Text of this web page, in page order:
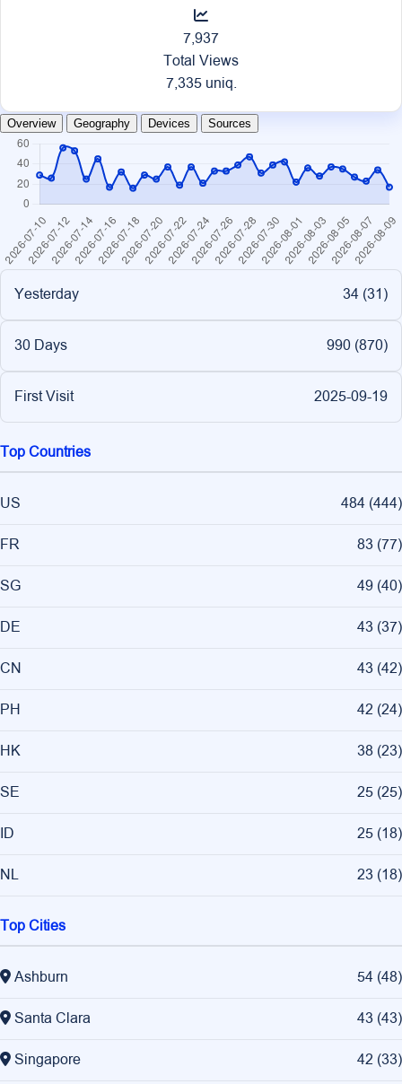
7,937
Total Views
7,335 uniq.
Overview Geography Devices Sources
Yesterday 34 (31)
30 Days 990 (870)
First Visit 2025-09-19
Top Countries
US 484 (444)
FR 83 (77)
SG 49 (40)
DE 43 (37)
CN 43 (42)
PH 42 (24)
HK 38 (23)
SE 25 (25)
ID 25 (18)
NL 23 (18)
Top Cities
Ashburn 54 (48)
Santa Clara 43 (43)
Singapore 42 (33)